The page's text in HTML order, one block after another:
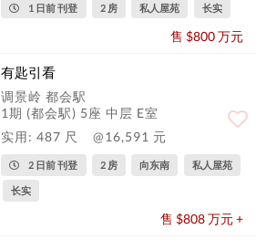
1 日前 刊登 2 房 私人屋苑 长实
售 $800 万元
有匙引看
调景岭 都会駅
1期 (都会駅) 5座 中层 E室
实用: 487 尺
@16,591 元
2 日前 刊登 2 房 向东南 私人屋苑
长实
售 $808 万元 +